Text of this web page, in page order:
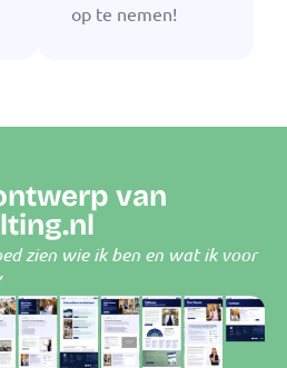
op te nemen!
van
zien wie ik ben en wat ik voor